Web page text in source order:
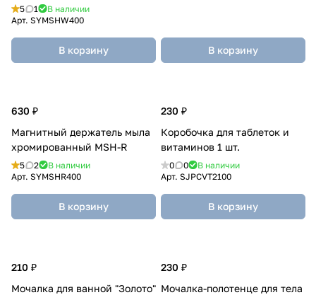
5 1
В наличии
Арт. SYMSHW400
В корзину В корзину
630 ₽
Магнитный держатель мыла
хромированный MSH-R
5 2
В наличии
Арт. SYMSHR400
В корзину
230 ₽
Коробочка для таблеток и
витаминов 1 шт.
0 0
В наличии
Арт. SJPCVT2100
В корзину
210 ₽
Мочалка для ванной "Золото"
230 ₽
Мочалка-полотенце для тела